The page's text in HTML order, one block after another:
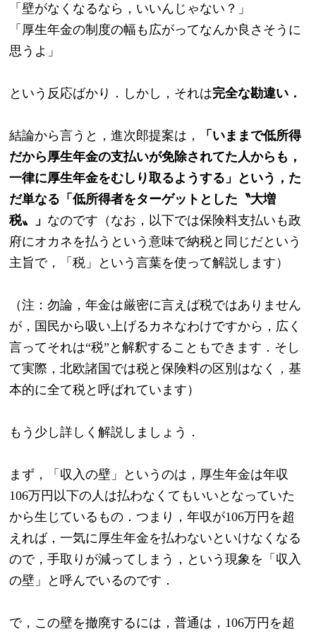
「壁がなくなるなら，いいんじゃない？」
「厚生年金の制度の幅も広がってなんか良さそうに
思うよ」
という反応ばかり．しかし，それは完全な勘違い．
結論から言うと，進次郎提案は，
「いままで低所得
だから厚生年金の支払いが免除されてた人からも，
一律に厚生年金をむしり取るようする」という，た
だ単なる「低所得者をターゲットとした〝大増
税〟」 なのです（なお，以下では保険料支払いも政
府にオカネを払うという意味で納税と同じだという
主旨で，「税」という言葉を使って解説します）
（注：勿論，年金は厳密に言えば税ではありません
が，国民から吸い上げるカネなわけですから，広く
言ってそれは“税”と解釈することもできます．そし
て実際，北欧諸国では税と保険料の区別はなく，基
本的に全て税と呼ばれています）
もう少し詳しく解説しましょう．
まず，「収入の壁」というのは，厚生年金は年収
106万円以下の人は払わなくてもいいとなっていた
から生じているもの．つまり，年収が106万円を超
えれば，一気に厚生年金を払わないといけなくなる
ので，手取りが減ってしまう，という現象を「収入
の壁」と呼んでいるのです．
で，この壁を撤廃するには，普通は，106万円を超